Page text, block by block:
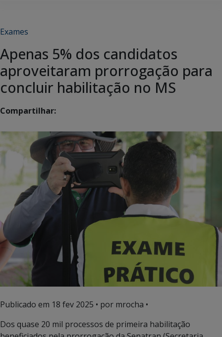
Exames
Apenas 5% dos candidatos
aproveitaram prorrogação para
concluir habilitação no MS
Compartilhar:
Publicado em 18 fev 2025 • por mrocha •
Dos quase 20 mil processos de primeira habilitação